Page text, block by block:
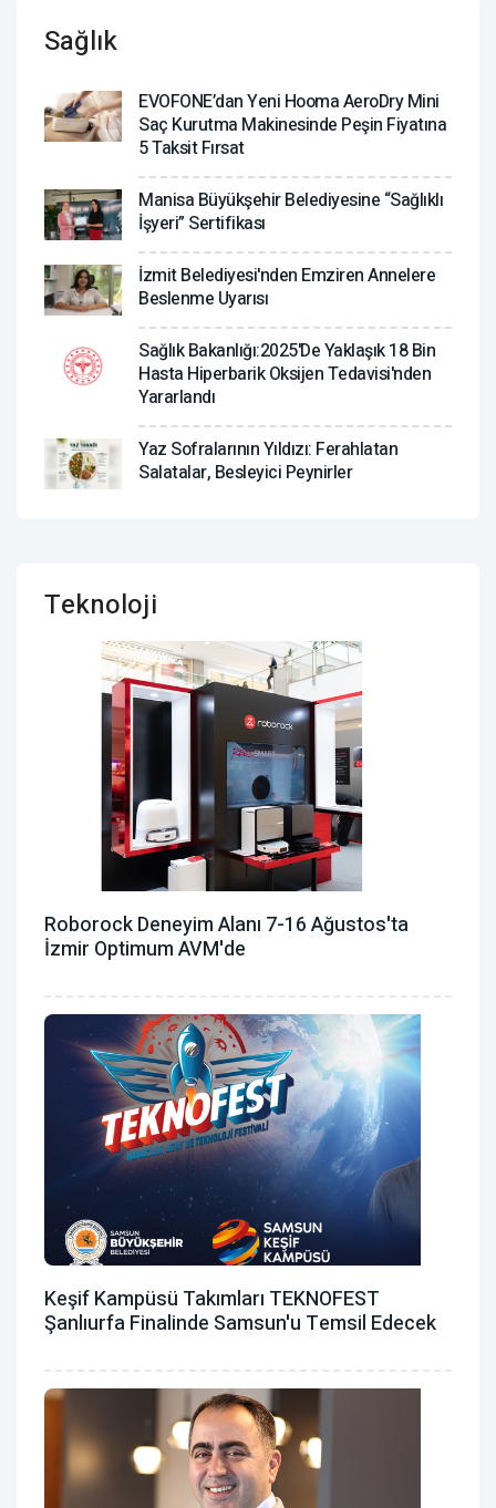
Sağlık
EVOFONE’dan Yeni Hooma AeroDry Mini
Saç Kurutma Makinesinde Peşin Fiyatına
5 Taksit Fırsat
Manisa Büyükşehir Belediyesine “Sağlıklı
İşyeri” Sertifikası
İzmit Belediyesi'nden Emziren Annelere
Beslenme Uyarısı
Sağlık Bakanlığı:2025'de Yaklaşık 18 Bin
Hasta Hiperbarik Oksijen Tedavisi'nden
Yararlandı
Yaz Sofralarının Yıldızı: Ferahlatan
Salatalar, Besleyici Peynirler
Teknoloji
Roborock Deneyim Alanı 7-16 Ağustos'ta
İzmir Optimum AVM'de
Keşif Kampüsü Takımları TEKNOFEST
Şanlıurfa Finalinde Samsun'u Temsil Edecek